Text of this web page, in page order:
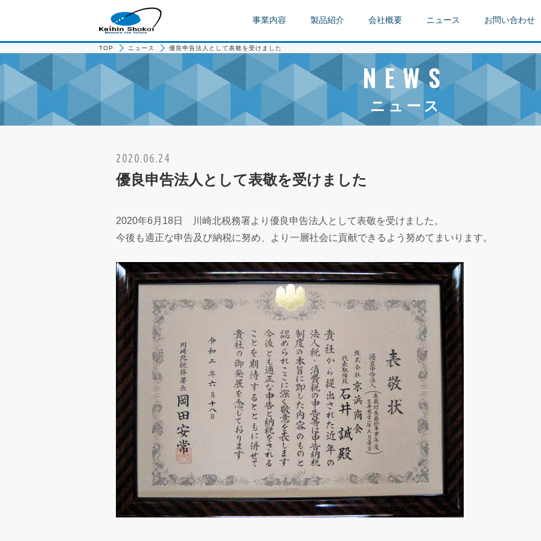
事業内容 製品紹介 会社概要 ニュース お問い合わせ
TOP ニュース 優良申告法人として表敬を受けました
NEWS
ニュース
2020.06.24
優良申告法人として表敬を受けました
2020年6月18日 川崎北税務署より優良申告法人として表敬を受けました。
今後も適正な申告及び納税に努め、より一層社会に貢献できるよう努めてまいります。